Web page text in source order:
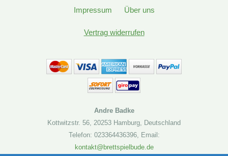
Impressum Über uns
Vertrag widerrufen
Andre Badke
Kottwitzstr. 56 20253 Hamburg Deutschland
Telefon: 023364436396, Email:
kontakt@brettspielbude.de